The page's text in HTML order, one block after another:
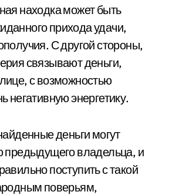
находка может быть
прихода удачи,
С другой стороны,
связывают деньги,
с возможностью
негативную энергетику.
деньги могут
предыдущего владельца, и
поступить с такой
поверьям,